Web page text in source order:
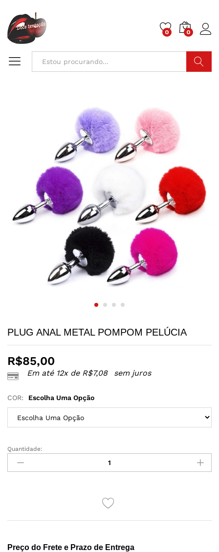
0 0
PLUG ANAL METAL POMPOM PELÚCIA
R$85,00
Em até 12x de R$7,08 sem juros
COR: Escolha Uma Opção
PLUG
ANAL
METAL
Quantidade:
Preço do Frete e Prazo de Entrega